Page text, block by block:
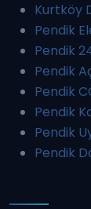
Kurtköy
Pendik
Pendik
Pendik
Pendik
Pendik
Pendik
Pendik